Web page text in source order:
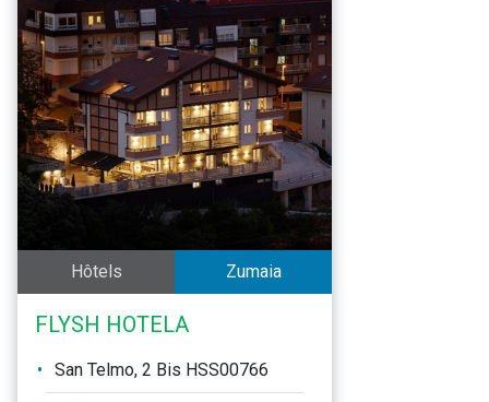
Hôtels Zumaia
FLYSH HOTELA
San Telmo, 2 Bis HSS00766